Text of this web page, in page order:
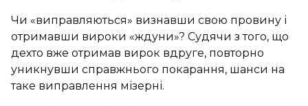
Чи «виправляються» визнавши свою провину і
отримавши вироки «ждуни»? Судячи з того, що
дехто вже отримав вирок вдруге, повторно
уникнувши справжнього покарання, шанси на
таке виправлення мізерні.